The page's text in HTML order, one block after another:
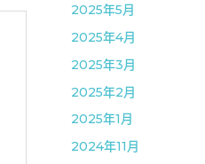
2025年5月
2025年4月
2025年3月
2025年2月
2025年1月
2024年11月